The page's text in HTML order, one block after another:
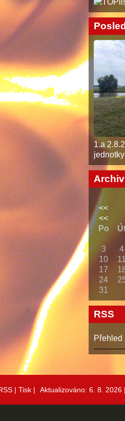
1.a
Archiv
<<
<<
Po
3
4
10
11
17
24
31
RSS
Přehled
| Tisk | Aktualizováno: 6. 8. 2026